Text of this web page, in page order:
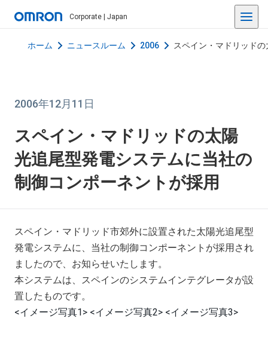
Corporate | Japan
ホーム ニュースルーム 2006 スペイン・マドリッド
2006年12月11日
スペイン・マドリッドの太陽
光追尾型発電システムに当社の
制御コンポーネントが採用
スペイン・マドリッド市郊外に設置された太陽光追尾型
発電システムに、当社の制御コンポーネントが採用され
ましたので、お知らせいたします。
本システムは、スペインのシステムインテグレータが設
置したものです。
<イメージ写真1> <イメージ写真2> <イメージ写真3>